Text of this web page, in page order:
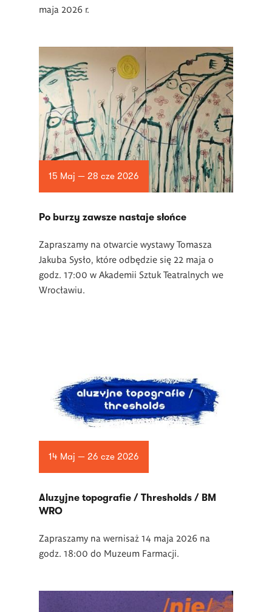
maja 2026 r.
15 Maj — 28 cze 2026
Po burzy zawsze nastaje słońce
Zapraszamy na otwarcie wystawy Tomasza
Jakuba Sysło, które odbędzie się 22 maja o
godz. 17:00 w Akademii Sztuk Teatralnych we
Wrocławiu.
14 Maj — 26 cze 2026
Aluzyjne topografie / Thresholds / BM
WRO
Zapraszamy na wernisaż 14 maja 2026 na
godz. 18:00 do Muzeum Farmacji.